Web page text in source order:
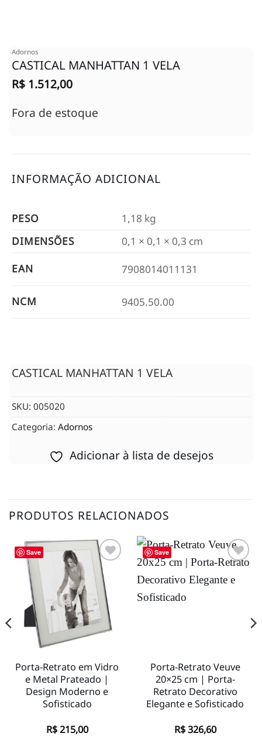
Adornos
CASTICAL MANHATTAN 1 VELA
R$ 1.512,00
Fora de estoque
INFORMAÇÃO ADICIONAL
PESO
1,18 kg
DIMENSÕES
0,1 × 0,1 × 0,3 cm
EAN 7908014011131
NCM 9405.50.00
CASTICAL MANHATTAN 1 VELA
SKU: 005020
Categoria: Adornos
Adicionar à lista de desejos
PRODUTOS RELACIONADOS
Save
Adicionar
à lista de
desejos
Porta-Retrato em Vidro
e Metal Prateado |
Design Moderno e
Sofisticado
R$215,00
Save
à lista de
Porta-Retrato Veuve
20×25 cm | Porta-
Retrato Decorativo
Elegante e Sofisticado
R$326,60